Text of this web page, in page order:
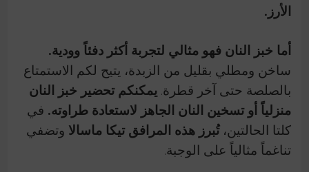
الأرز.
أما خبز النان فهو مثالي لتجربة أكثر دفئاً وودية.
ساخن ومطلي بقليل من الزبدة، يتيح لكم الاستمتاع
بالصلصة حتى آخر قطرة. يمكنكم تحضير خبز النان
منزلياً أو تسخين النان الجاهز لاستعادة طراوته. في
كلتا الحالتين،تُبرز هذه المرافق تيكا ماسالا وتضفي
تناغماً مثالياً على الوجبة.